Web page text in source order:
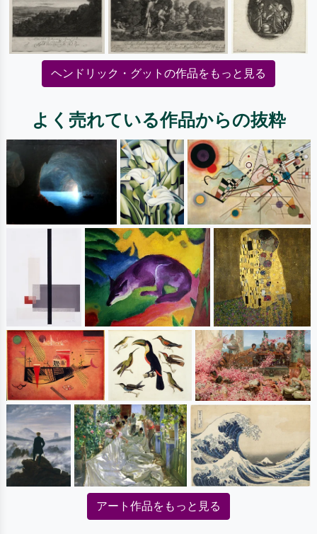
ヘンドリック・グットの作品をもっと見る
よく売れている作品からの抜粋
アート作品をもっと見る